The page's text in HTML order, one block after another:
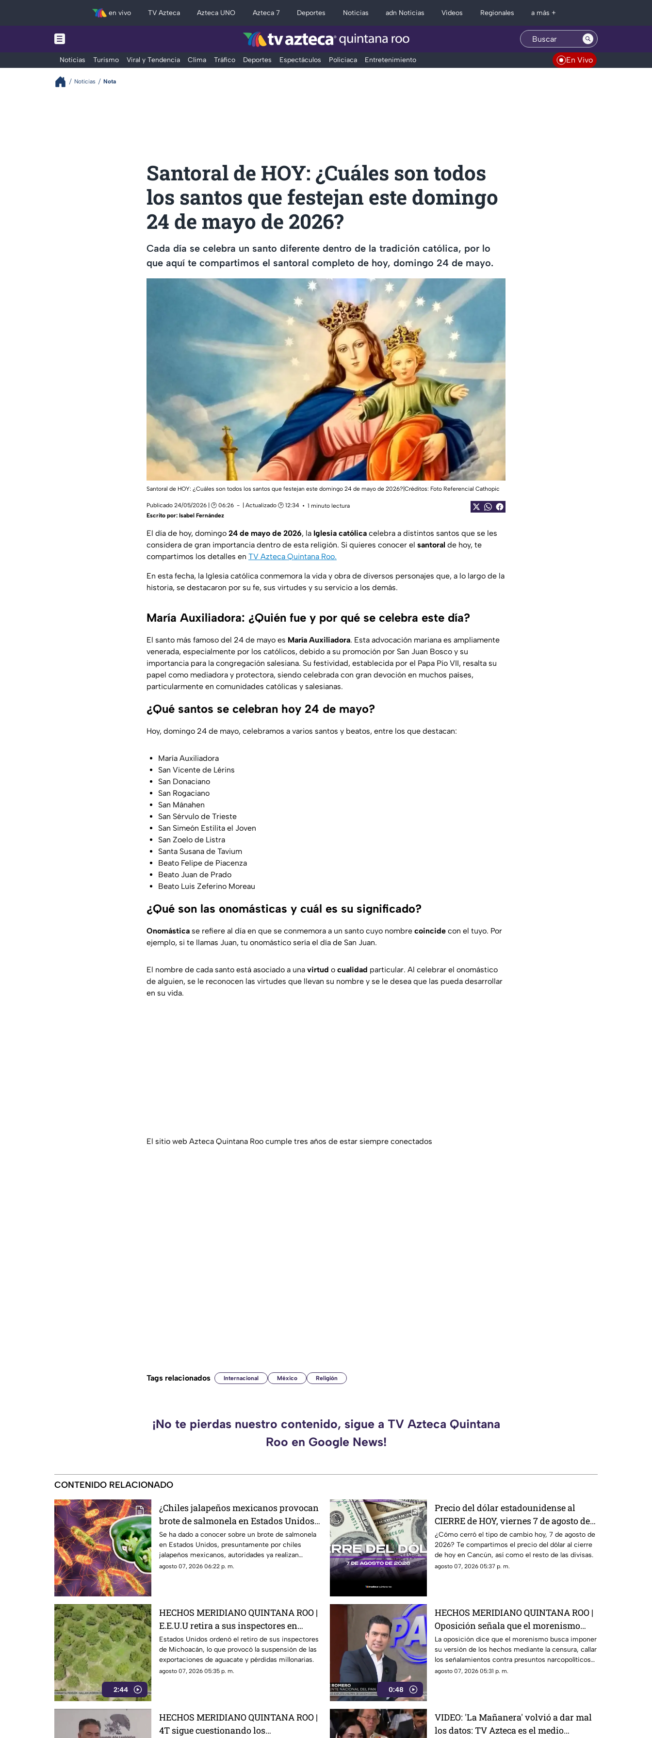
en vivo TV Azteca Azteca UNO Azteca 7 Deportes Noticias adn Noticias Videos Regionales a más +
Noticias Turismo Viral y Tendencia Clima Tráfico Deportes Espectáculos Policiaca Entretenimiento En Vivo
Noticias Nota
Santoral de HOY: ¿Cuáles son todos
los santos que festejan este domingo
24 de mayo de 2026?
Cada día se celebra un santo diferente dentro de la tradición católica, por lo
que aquí te compartimos el santoral completo de hoy, domingo 24 de mayo.
Santoral de HOY: ¿Cuáles son todos los santos que festejan este domingo 24 de mayo de 2026?|Créditos: Foto Referencial Cathopic
Publicado 24/05/2026 | 🕑 06:26 | Actualizado 🕑 12:34
1 minuto lectura
Escrito por: Isabel Fernández
El día de hoy, domingo 24 de mayo de 2026, la Iglesia católica celebra a distintos santos que se les
considera de gran importancia dentro de esta religión. Si quieres conocer el santoral de hoy, te
compartimos los detalles en TV Azteca Quintana Roo.
En esta fecha, la Iglesia católica conmemora la vida y obra de diversos personajes que, a lo largo de la
historia, se destacaron por su fe, sus virtudes y su servicio a los demás.
María Auxiliadora: ¿Quién fue y por qué se celebra este día?
El santo más famoso del 24 de mayo es María Auxiliadora. Esta advocación mariana es ampliamente
venerada, especialmente por los católicos, debido a su promoción por San Juan Bosco y su
importancia para la congregación salesiana. Su festividad, establecida por el Papa Pío VII, resalta su
papel como mediadora y protectora, siendo celebrada con gran devoción en muchos países,
particularmente en comunidades católicas y salesianas.
¿Qué santos se celebran hoy 24 de mayo?
Hoy, domingo 24 de mayo, celebramos a varios santos y beatos, entre los que destacan:
María Auxiliadora
San Vicente de Lérins
San Donaciano
San Rogaciano
San Mánahen
San Sérvulo de Trieste
San Simeón Estilita el Joven
San Zoelo de Listra
Santa Susana de Tavium
Beato Felipe de Piacenza
Beato Juan de Prado
Beato Luis Zeferino Moreau
¿Qué son las onomásticas y cuál es su significado?
Onomástica se refiere al día en que se conmemora a un santo cuyo nombre coincide con el tuyo. Por
ejemplo, si te llamas Juan, tu onomástico sería el día de San Juan.
El nombre de cada santo está asociado a una virtud o cualidad particular. Al celebrar el onomástico
de alguien, se le reconocen las virtudes que llevan su nombre y se le desea que las pueda desarrollar
en su vida.
El sitio web Azteca Quintana Roo cumple tres años de estar siempre conectados
Tags relacionados Internacional México Religión
¡No te pierdas nuestro contenido, sigue a TV Azteca Quintana
Roo en Google News!
CONTENIDO RELACIONADO
¿Chiles jalapeños mexicanos provocan
brote de salmonela en Estados Unidos?
Esto debes saber
Se ha dado a conocer sobre un brote de salmonela
en Estados Unidos, presuntamente por chiles
jalapeños mexicanos, autoridades ya realizan
investigación.
agosto 07, 2026 06:22 p. m.
Precio del dólar estadounidense al
CIERRE de HOY, viernes 7 de agosto de
2026, en Cancún
¿Cómo cerró el tipo de cambio hoy, 7 de agosto de
2026? Te compartimos el precio del dólar al cierre
de hoy en Cancún, así como el resto de las divisas.
agosto 07, 2026 05:37 p. m.
2:44
HECHOS MERIDIANO QUINTANA ROO |
E.E.U.U retira a sus inspectores en
Michoacán y provocá la suspensión de
exportaciones de aguacate
Estados Unidos ordenó el retiro de sus inspectores
de Michoacán, lo que provocó la suspensión de las
exportaciones de aguacate y pérdidas millonarias.
agosto 07, 2026 05:35 p. m.
0:48
HECHOS MERIDIANO QUINTANA ROO |
Oposición señala que el morenismo
quiere imponer su versión de los
hechos usando la censura
La oposición dice que el morenismo busca imponer
su versión de los hechos mediante la censura, callar
los señalamientos contra presuntos narcopolíticos
de la 4T y presentar a la oposición como la villana.
agosto 07, 2026 05:31 p. m.
HECHOS MERIDIANO QUINTANA ROO |
4T sigue cuestionando los
VIDEO: 'La Mañanera' volvió a dar mal
los datos: TV Azteca es el medio